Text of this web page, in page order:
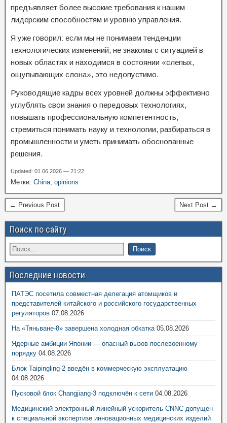
предъявляет более высокие требования к нашим
лидерским способностям и уровню управления.
Я уже говорил: если мы не понимаем тенденции
технологических изменений, не знакомы с ситуацией в
новых областях и находимся в состоянии «слепых,
ощупывающих слона», это недопустимо.
Руководящие кадры всех уровней должны эффективно
углублять свои знания о передовых технологиях,
повышать профессиональную компетентность,
стремиться понимать науку и технологии, разбираться в
промышленности и уметь принимать обоснованные
решения.
Updated: 01.06.2026 — 21:22
Метки: China, opinions
← Previous Post Next Post →
Поиск по сайту
Последние новости
ПАТЭС посетила совместная делегация атомщиков и
представителей китайского и российского государственных
регуляторов 07.08.2026
На «Тяньване-8» завершена холодная обкатка 05.08.2026
Ядерные амбиции Японии — опасный вызов послевоенному
порядку 04.08.2026
Блок Taipingling-2 введён в коммерческую эксплуатацию
04.08.2026
Пусковой блок Changjiang-3 подключён к сети 04.08.2026
Медицинский электронный линейный ускоритель CNNC допущен
к специальной экспертизе инновационных медицинских изделий